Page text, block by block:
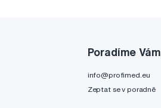
Poradíme Vám
info@profimed.eu
Zeptat se v poradně